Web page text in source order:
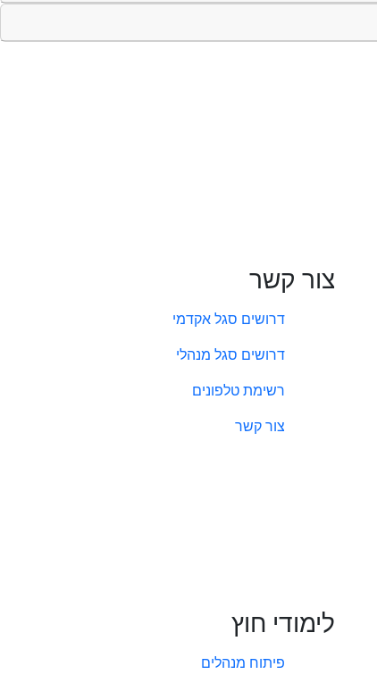
צור קשר
דרושים סגל אקדמי
דרושים סגל מנהלי
רשימת טלפונים
צור קשר
לימודי חוץ
פיתוח מנהלים